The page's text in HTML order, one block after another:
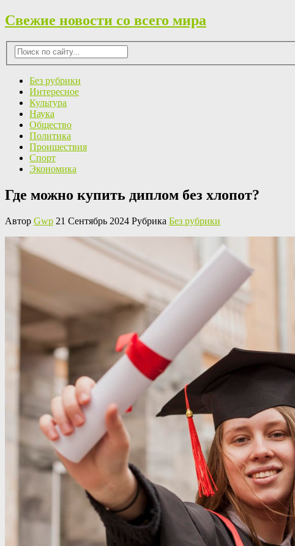
Свежие новости со всего мира
Без рубрики
Интересное
Культура
Наука
Общество
Политика
Проишествия
Спорт
Экономика
Где можно купить диплом без хлопот?
Автор Gwp 21 Сентябрь 2024 Рубрика Без рубрики